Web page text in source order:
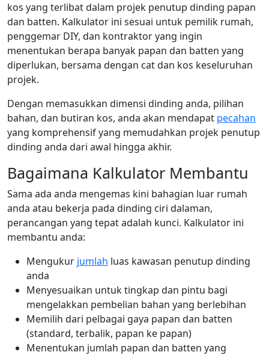
kos yang terlibat dalam projek penutup dinding papan
dan batten. Kalkulator ini sesuai untuk pemilik rumah,
penggemar DIY, dan kontraktor yang ingin
menentukan berapa banyak papan dan batten yang
diperlukan, bersama dengan cat dan kos keseluruhan
projek.
Dengan memasukkan dimensi dinding anda, pilihan
bahan, dan butiran kos, anda akan mendapat pecahan
yang komprehensif yang memudahkan projek penutup
dinding anda dari awal hingga akhir.
Bagaimana Kalkulator Membantu
Sama ada anda mengemas kini bahagian luar rumah
anda atau bekerja pada dinding ciri dalaman,
perancangan yang tepat adalah kunci. Kalkulator ini
membantu anda:
Mengukur jumlah luas kawasan penutup dinding
anda
Menyesuaikan untuk tingkap dan pintu bagi
mengelakkan pembelian bahan yang berlebihan
Memilih dari pelbagai gaya papan dan batten
(standard, terbalik, papan ke papan)
Menentukan jumlah papan dan batten yang